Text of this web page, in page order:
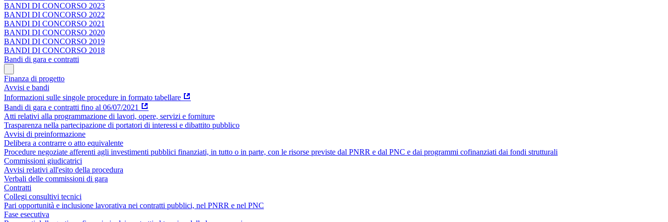
BANDI DI CONCORSO 2023
BANDI DI CONCORSO 2022
BANDI DI CONCORSO 2021
BANDI DI CONCORSO 2020
BANDI DI CONCORSO 2019
BANDI DI CONCORSO 2018
Bandi di gara e contratti
Finanza di progetto
Avvisi e bandi
Informazioni sulle singole procedure in formato tabellare
Bandi di gara e contratti fino al 06/07/2021
Atti relativi alla programmazione di lavori, opere, servizi e forniture
Trasparenza nella partecipazione di portatori di interessi e dibattito pubblico
Avvisi di preinformazione
Delibera a contrarre o atto equivalente
Procedure negoziate afferenti agli investimenti pubblici finanziati, in tutto o in parte, con le risorse previste dal PNRR e dal PNC e dai programmi cofinanziati dai fondi strutturali
Commissioni giudicatrici
Avvisi relativi all'esito della procedura
Verbali delle commissioni di gara
Contratti
Collegi consultivi tecnici
Pari opportunità e inclusione lavorativa nei contratti pubblici, nel PNRR e nel PNC
Fase esecutiva